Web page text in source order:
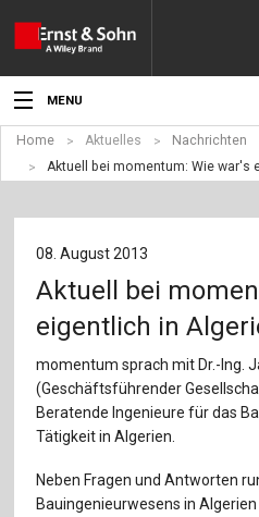
MENU
Aktuelles
Angebote
Fachgebiete
Produkte
Werben
Service
Für Autor:innen
Home Aktuelles
Nachrichten
Aktuell bei momentum: Wie war's
08. August 2013
Aktuell bei
eigentlich in
momentum sprach mit Dr.-Ing.
(Geschäftsführender
Beratende Ingenieure für das
Tätigkeit in Algerien.
Neben Fragen und Antworten
Bauingenieurwesens in